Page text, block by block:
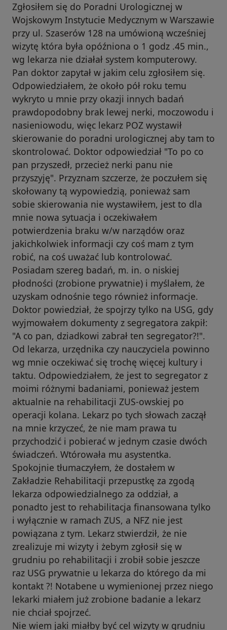
Zgłosiłem się do Poradni Urologicznej w
Wojskowym Instytucie Medycznym w Warszawie
przy ul. Szaserów 128 na umówioną wcześniej
wizytę która była opóźniona o 1 godz .45 min.,
wg lekarza nie działał system komputerowy.
Pan doktor zapytał w jakim celu zgłosiłem się.
Odpowiedziałem, że około pół roku temu
wykryto u mnie przy okazji innych badań
prawdopodobny brak lewej nerki, moczowodu i
nasieniowodu, więc lekarz POZ wystawił
skierowanie do poradni urologicznej aby tam to
skontrolować. Doktor odpowiedział "To po co
pan przyszedł, przecież nerki panu nie
przyszyję". Przyznam szczerze, że poczułem się
skołowany tą wypowiedzią, ponieważ sam
sobie skierowania nie wystawiłem, jest to dla
mnie nowa sytuacja i oczekiwałem
potwierdzenia braku w/w narządów oraz
jakichkolwiek informacji czy coś mam z tym
robić, na coś uważać lub kontrolować.
Posiadam szereg badań, m. in. o niskiej
płodności (zrobione prywatnie) i myślałem, że
uzyskam odnośnie tego również informacje.
Doktor powiedział, że spojrzy tylko na USG, gdy
wyjmowałem dokumenty z segregatora zakpił:
"A co pan, dziadkowi zabrał ten segregator?!".
Od lekarza, urzędnika czy nauczyciela powinno
wg mnie oczekiwać się trochę więcej kultury i
taktu. Odpowiedziałem, że jest to segregator z
moimi różnymi badaniami, ponieważ jestem
aktualnie na rehabilitacji ZUS-owskiej po
operacji kolana. Lekarz po tych słowach zaczął
na mnie krzyczeć, że nie mam prawa tu
przychodzić i pobierać w jednym czasie dwóch
świadczeń. Wtórowała mu asystentka.
Spokojnie tłumaczyłem, że dostałem w
Zakładzie Rehabilitacji przepustkę za zgodą
lekarza odpowiedzialnego za oddział, a
ponadto jest to rehabilitacja finansowana tylko
i wyłącznie w ramach ZUS, a NFZ nie jest
powiązana z tym. Lekarz stwierdził, że nie
zrealizuje mi wizyty i żebym zgłosił się w
grudniu po rehabilitacji i zrobił sobie jeszcze
raz USG prywatnie u lekarza do którego da mi
kontakt ?! Notabene u wymienionej przez niego
lekarki miałem już zrobione badanie a lekarz
nie chciał spojrzeć.
Nie wiem jaki miałby być cel wizyty w grudniu